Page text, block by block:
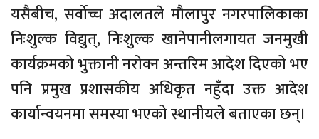
यसैबीच, सर्वोच्च अदालतले मौलापुर नगरपालिकाका
निःशुल्क विद्युत्, निःशुल्क खानेपानीलगायत जनमुखी
कार्यक्रमको भुक्तानी नरोक्न अन्तरिम आदेश दिएको भए
पनि प्रमुख प्रशासकीय अधिकृत नहुँदा उक्त आदेश
कार्यान्वयनमा समस्या भएको स्थानीयले बताएका छन्।